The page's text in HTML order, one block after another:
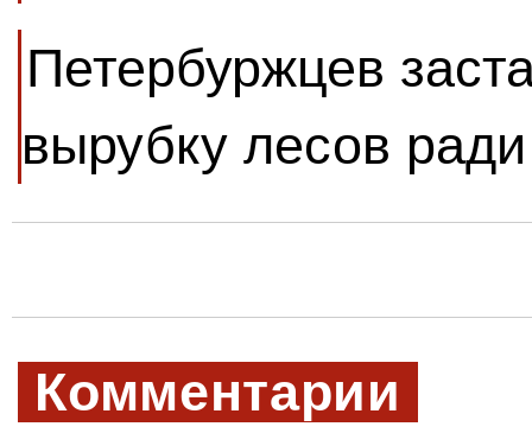
Петербуржцев
вырубку лесов
Комментарии